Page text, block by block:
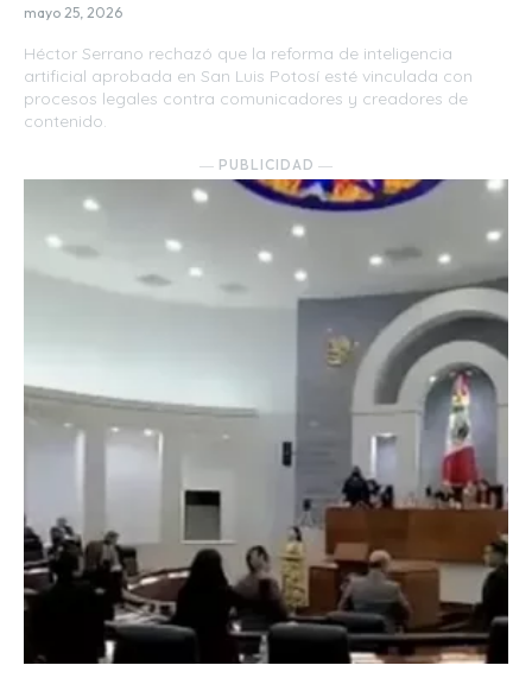
mayo 25, 2026
Héctor Serrano rechazó que la reforma de inteligencia
artificial aprobada en San Luis Potosí esté vinculada con
procesos legales contra comunicadores y creadores de
contenido.
― PUBLICIDAD ―